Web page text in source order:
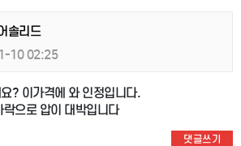
솔리드
10 02:25
? 이가격에 와 인정입니다.
으로 압이 대박입니다
댓글쓰기